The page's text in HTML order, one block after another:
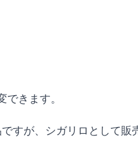
きます。
すが、シガリロとして販